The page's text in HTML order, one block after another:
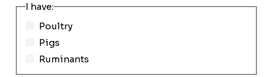
I have:
Poultry
Pigs
Ruminants